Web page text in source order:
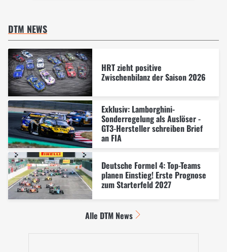
DTM NEWS
HRT zieht positive
Zwischenbilanz der Saison 2026
Exklusiv: Lamborghini-
Sonderregelung als Auslöser -
GT3-Hersteller schreiben Brief
an FIA
Deutsche Formel 4: Top-Teams
planen Einstieg! Erste Prognose
zum Starterfeld 2027
Alle DTM News